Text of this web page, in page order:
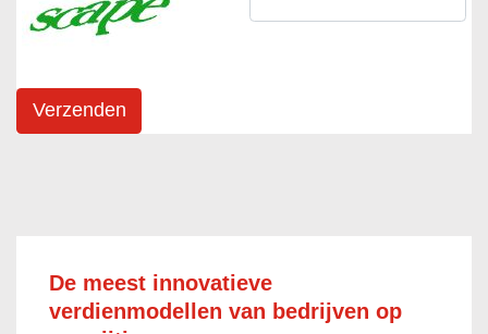
De meest innovatieve
verdienmodellen van bedrijven op